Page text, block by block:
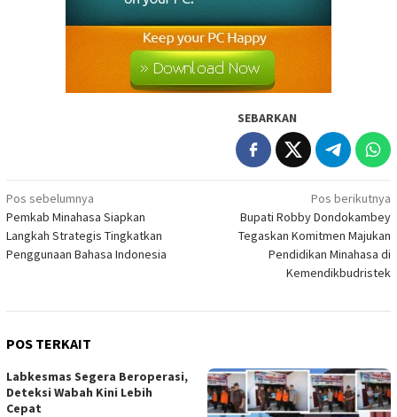
SEBARKAN
Navigasi
pos
Pos sebelumnya
Pemkab Minahasa Siapkan
Langkah Strategis Tingkatkan
Penggunaan Bahasa Indonesia
Pos berikutnya
Bupati Robby Dondokambey
Tegaskan Komitmen Majukan
Pendidikan Minahasa di
Kemendikbudristek
POS TERKAIT
Labkesmas Segera Beroperasi,
Deteksi Wabah Kini Lebih
Cepat